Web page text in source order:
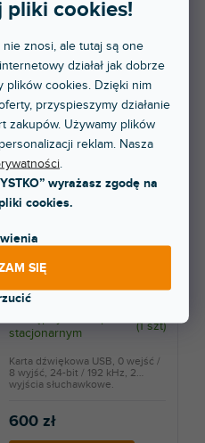
pliki cookies!
znosi, ale tutaj są one
działał jak dobrze
plików cookies. Dzięki nim
przyspieszymy działanie
zakupów. Używamy plików
reklam. Nasza
wyrażasz zgodę na
cookies.
SIĘ
1 474 zł
DO KOSZYKA
GIGAPort eX
stacjonarnym
(1 szt)
600 zł
Karta dźwiękowa USB, 0 wejść /
8 wyjść, 24-bit / 192 kHz, 2
wyjścia słuchawkowe.